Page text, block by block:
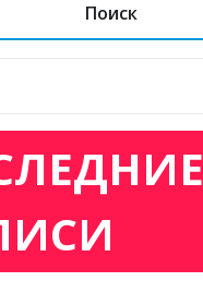
ь
Поиск